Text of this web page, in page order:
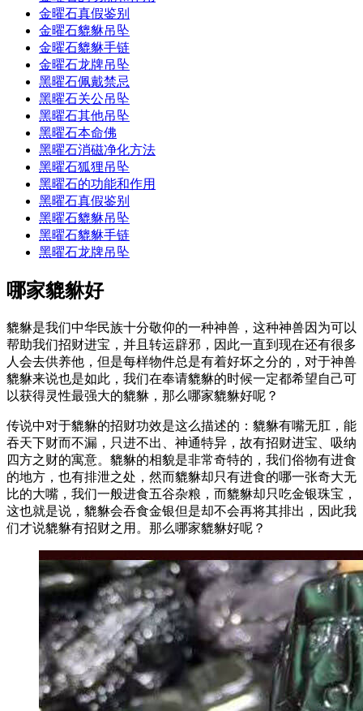
金曜石真假鉴别
金曜石貔貅吊坠
金曜石貔貅手链
金曜石龙牌吊坠
黑曜石佩戴禁忌
黑曜石关公吊坠
黑曜石其他吊坠
黑曜石本命佛
黑曜石消磁净化方法
黑曜石狐狸吊坠
黑曜石的功能和作用
黑曜石真假鉴别
黑曜石貔貅吊坠
黑曜石貔貅手链
黑曜石龙牌吊坠
哪家貔貅好
貔貅是我们中华民族十分敬仰的一种神兽，这种神兽因为可以
帮助我们招财进宝，并且转运辟邪，因此一直到现在还有很多
人会去供养他，但是每样物件总是有着好坏之分的，对于神兽
貔貅来说也是如此，我们在奉请貔貅的时候一定都希望自己可
以获得灵性最强大的貔貅，那么哪家貔貅好呢？
传说中对于貔貅的招财功效是这么描述的：貔貅有嘴无肛，能
吞天下财而不漏，只进不出、神通特异，故有招财进宝、吸纳
四方之财的寓意。貔貅的相貌是非常奇特的，我们俗物有进食
的地方，也有排泄之处，然而貔貅却只有进食的哪一张奇大无
比的大嘴，我们一般进食五谷杂粮，而貔貅却只吃金银珠宝，
这也就是说，貔貅会吞食金银但是却不会再将其排出，因此我
们才说貔貅有招财之用。那么哪家貔貅好呢？